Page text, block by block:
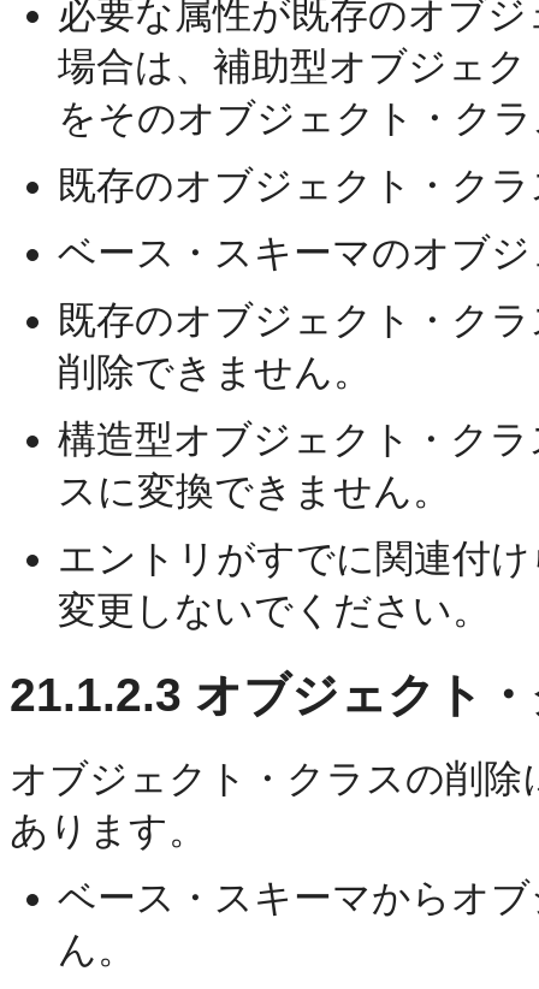
必要な属性が既存のオブ
場合は、補助型オブジェ
をそのオブジェクト・ク
既存のオブジェクト・ク
ベース・スキーマのオブ
既存のオブジェクト・ク
削除できません。
構造型オブジェクト・ク
スに変換できません。
エントリがすでに関連付
変更しないでください。
21.1.2.3 オブジェクト
オブジェクト・クラスの削
あります。
ベース・スキーマからオ
ん。